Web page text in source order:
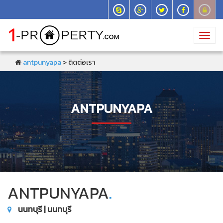
antpunyapa> ติดต่อเรา
ANTPUNYAPA
ANTPUNYAPA.
นนทบุรี | นนทบุรี